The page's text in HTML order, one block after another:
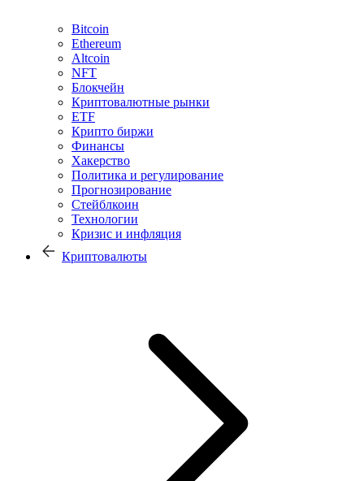
Bitcoin
Ethereum
Altcoin
NFT
Блокчейн
Криптовалютные рынки
ETF
Крипто биржи
Финансы
Хакерство
Политика и регулирование
Прогнозирование
Стейблкоин
Технологии
Кризис и инфляция
Криптовалюты